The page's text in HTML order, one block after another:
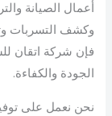
أعمال الصيانة
وكشف التسربات
فإن شركة اتقان
الجودة والكفاءة.
نحن نعمل على